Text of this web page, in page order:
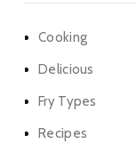
Cooking
Delicious
Fry Types
Recipes